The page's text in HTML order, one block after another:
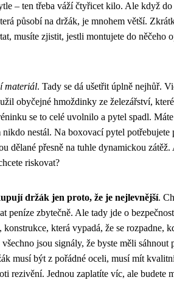
– ten třeba váží čtyřicet kilo. Ale když do
působí na držák, je mnohem větší.
musíte zjistit, jestli montujete do něčeho
materiál. Tady se dá ušetřit úplně nejhůř.
obyčejné hmoždinky ze železářství,
se to celé uvolnilo a pytel spadl.
nestál. Na boxovací pytel potřebujete
dělané přesně na tuhle dynamickou zátěž.
riskovat?
držák jen proto, že je nejlevnější.
peníze zbytečně. Ale tady jde o
která vypadá, že se rozpadne,
jsou signály, že byste měli sáhnout
musí být z pořádné oceli, musí mít
rezivění. Jednou zaplatíte víc, ale budete